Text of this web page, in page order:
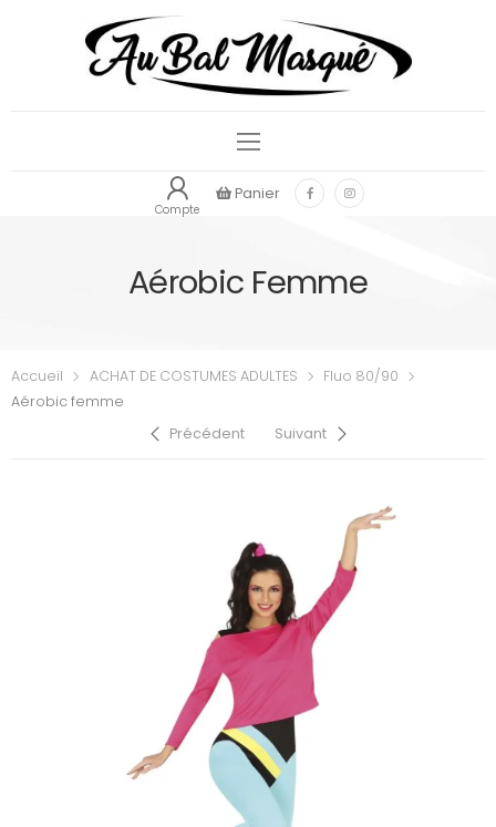
Compte
Panier
Aérobic Femme
Accueil ACHAT DE COSTUMES ADULTES
Fluo 80/90
Aérobic femme
Précédent
Suivant